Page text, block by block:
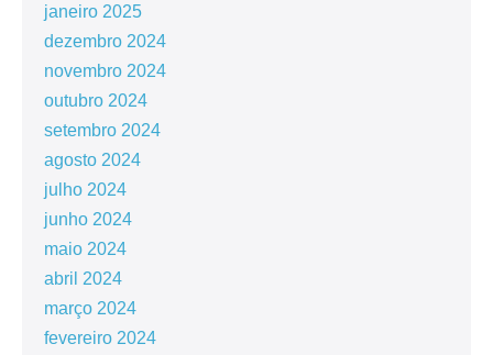
janeiro 2025
dezembro 2024
novembro 2024
outubro 2024
setembro 2024
agosto 2024
julho 2024
junho 2024
maio 2024
abril 2024
março 2024
fevereiro 2024